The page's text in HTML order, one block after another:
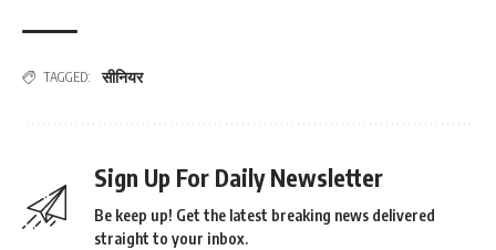
TAGGED: सीनियर
Sign Up For Daily Newsletter
Be keep up! Get the latest breaking news delivered
straight to your inbox.